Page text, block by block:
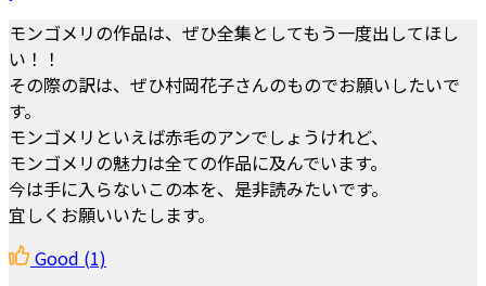
モンゴメリの作品は、ぜひ全集としてもう一度出してほし
い！！
その際の訳は、ぜひ村岡花子さんのものでお願いしたいで
す。
モンゴメリといえば赤毛のアンでしょうけれど、
モンゴメリの魅力は全ての作品に及んでいます。
今は手に入らないこの本を、是非読みたいです。
宜しくお願いいたします。
Good (1)